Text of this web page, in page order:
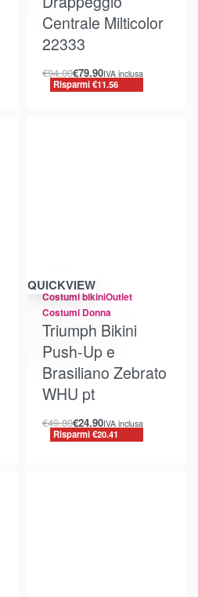
Centrale Milticolor
22333
€94.00€79.90IVA inclusa
Risparmi €11.56
Risparmi €20.41
QUICKVIEW
Costumi bikiniOutlet
Costumi Donna
Triumph Bikini
Push-Up e
Brasiliano Zebrato
WHU pt
€49.80€24.90IVA inclusa
Risparmi €20.41